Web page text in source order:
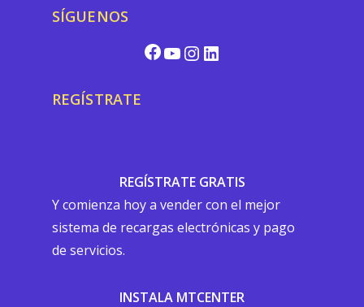
SÍGUENOS
REGÍSTRATE
REGÍSTRATE GRATIS
Y comienza hoy a vender con el mejor
sistema de recargas electrónicas y pago
de servicios.
INSTALA MTCENTER